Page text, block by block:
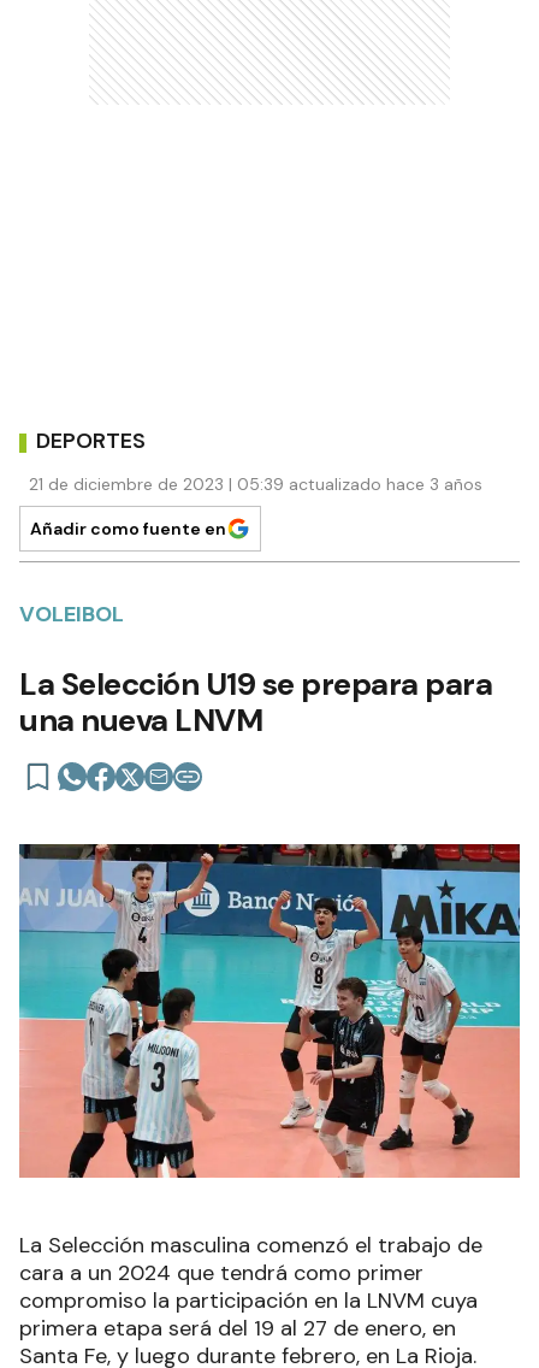
DEPORTES
21 de diciembre de 2023 | 05:39 actualizado hace 3 años
Añadir como fuente en
VOLEIBOL
La Selección U19 se prepara para
una nueva LNVM
La Selección masculina comenzó el trabajo de
cara a un 2024 que tendrá como primer
compromiso la participación en la LNVM cuya
primera etapa será del 19 al 27 de enero, en
Santa Fe, y luego durante febrero, en La Rioja.